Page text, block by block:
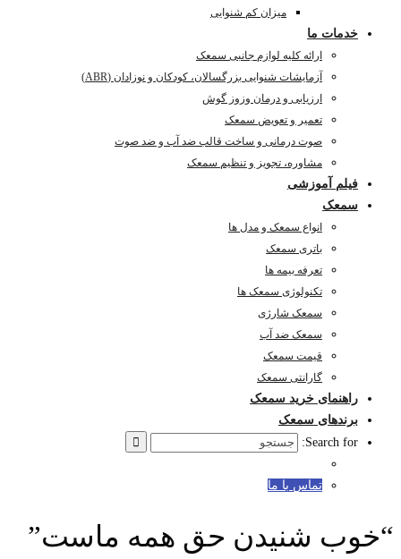
میزان کم شنوایی
خدمات ما
ارائه کلیه لوازم جانبی سمعک
آزمایشات شنوایی بزرگسالان، کودکان و نوزادان (ABR)
ارزیابی و درمان وزوز گوش
تعمیر و تعویض سمعک
صوت درمانی و ساخت قالب ضد آب و ضد صوت
مشاوره، تجویز و تنظیم سمعک
فیلم آموزشی
سمعک
انواع سمعک و مدل ها
باتری سمعک
تعرفه بیمه ها
تکنولوژی سمعک ها
سمعک شارژی
سمعک ضد آب
قیمت سمعک
گارانتی سمعک
راهنمای خرید سمعک
برندهای سمعک
Search for:
تماس با ما
“خوب شنیدن حق همه ماست”